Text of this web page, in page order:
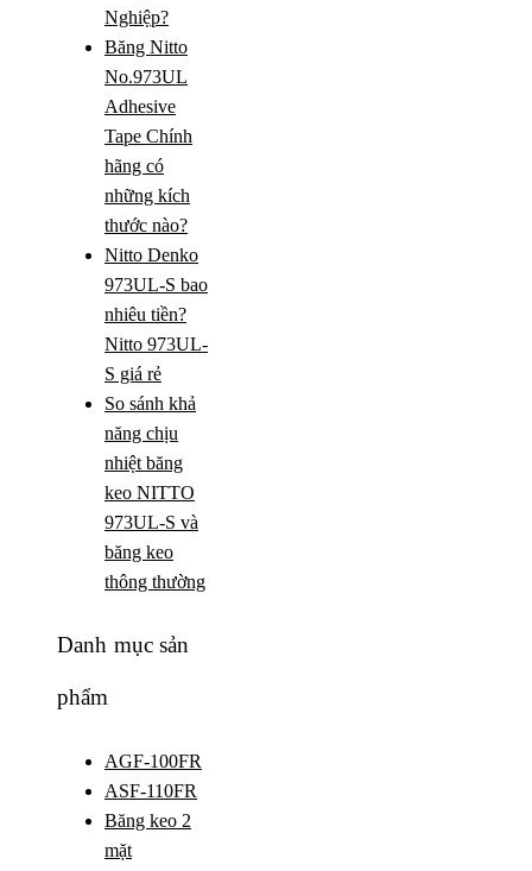
Nghiệp?
Băng Nitto
No.973UL
Adhesive
Tape Chính
hãng có
những kích
thước nào?
Nitto Denko
973UL-S bao
nhiêu tiền?
Nitto 973UL-
S giá rẻ
So sánh khả
năng chịu
nhiệt băng
keo NITTO
973UL-S và
băng keo
thông thường
Danh mục sản
phẩm
AGF-100FR
ASF-110FR
Băng keo 2
mặt